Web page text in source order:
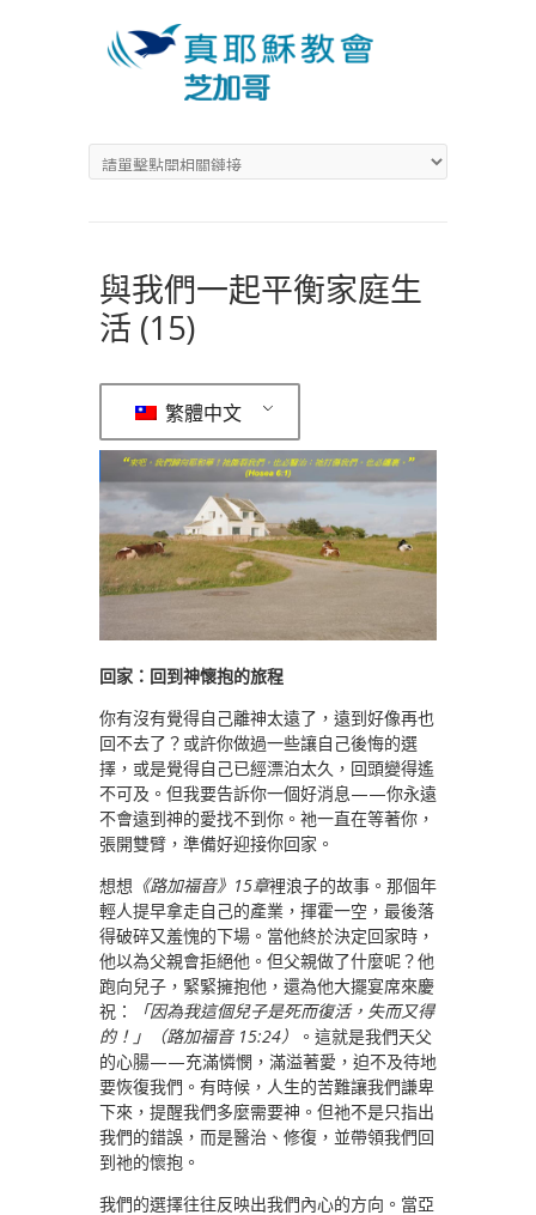
與我們一起平衡家庭生
活 (15)
繁體中文
回家：回到神懷抱的旅程
你有沒有覺得自己離神太遠了，遠到好像再也
回不去了？或許你做過一些讓自己後悔的選
擇，或是覺得自己已經漂泊太久，回頭變得遙
不可及。但我要告訴你一個好消息——你永遠
不會遠到神的愛找不到你。祂一直在等著你，
張開雙臂，準備好迎接你回家。
想想 《路加福音》15章裡浪子的故事。那個年
輕人提早拿走自己的產業，揮霍一空，最後落
得破碎又羞愧的下場。當他終於決定回家時，
他以為父親會拒絕他。但父親做了什麼呢？他
跑向兒子，緊緊擁抱他，還為他大擺宴席來慶
祝：
「因為我這個兒子是死而復活，失而又得
的！」（路加福音 15:24）
。這就是我們天父
的心腸——充滿憐憫，滿溢著愛，迫不及待地
要恢復我們。有時候，人生的苦難讓我們謙卑
下來，提醒我們多麼需要神。但祂不是只指出
我們的錯誤，而是醫治、修復，並帶領我們回
到祂的懷抱。
我們的選擇往往反映出我們內心的方向。當亞